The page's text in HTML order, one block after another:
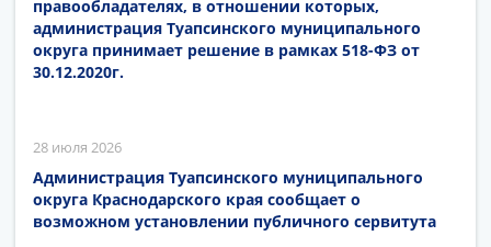
правообладателях, в отношении которых,
администрация Туапсинского муниципального
округа принимает решение в рамках 518-ФЗ от
30.12.2020г.
28 июля 2026
Администрация Туапсинского муниципального
округа Краснодарского края сообщает о
возможном установлении публичного сервитута